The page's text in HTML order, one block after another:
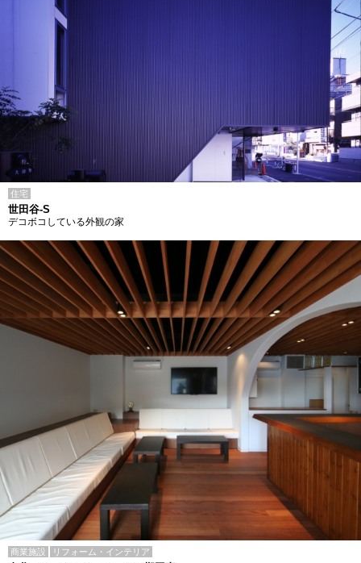
住宅
世田谷-S
デコボコしている外観の家
商業施設 リフォーム・インテリア